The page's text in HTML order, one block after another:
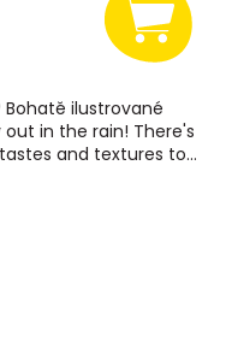
ilustrované
in the rain! There's
and textures to...